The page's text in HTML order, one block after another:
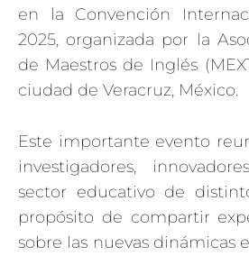
en la Convención
2025, organizada por la
de Maestros de Inglés
ciudad de Veracruz, México.
Este importante evento
investigadores,
sector educativo de
propósito de compartir
sobre las nuevas dinámicas